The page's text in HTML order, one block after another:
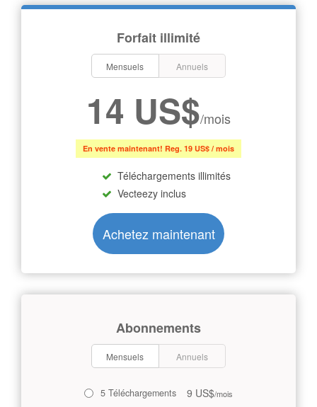
Forfait illimité
Mensuels Annuels
14 US$/mois
En vente maintenant! Reg. 19 US$ / mois
Téléchargements illimités
Vecteezy inclus
Achetez maintenant
Abonnements
Mensuels Annuels
5 Téléchargements 9 US$/mois